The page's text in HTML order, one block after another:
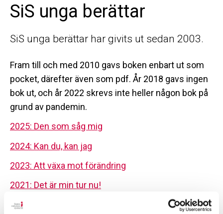
SiS unga berättar
SiS unga berättar har givits ut sedan 2003.
Fram till och med 2010 gavs boken enbart ut som
pocket, därefter även som pdf. År 2018 gavs ingen
bok ut, och år 2022 skrevs inte heller någon bok på
grund av pandemin.
2025: Den som såg mig
2024: Kan du, kan jag
2023: Att växa mot förändring
2021: Det är min tur nu!
2020: Svär, det kommer bli bra!